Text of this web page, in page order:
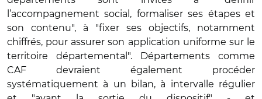
l’accompagnement social, formaliser ses étapes et
son contenu", à "fixer ses objectifs, notamment
chiffrés, pour assurer son application uniforme sur le
territoire départemental". Départements comme
CAF devraient également procéder
systématiquement à un bilan, à intervalle régulier